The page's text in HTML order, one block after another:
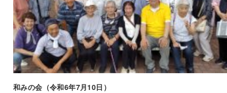
和みの会（令和6年7月10日）